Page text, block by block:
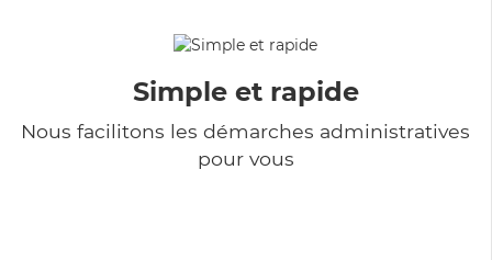
Simple et rapide
Nous facilitons les démarches administratives
pour vous